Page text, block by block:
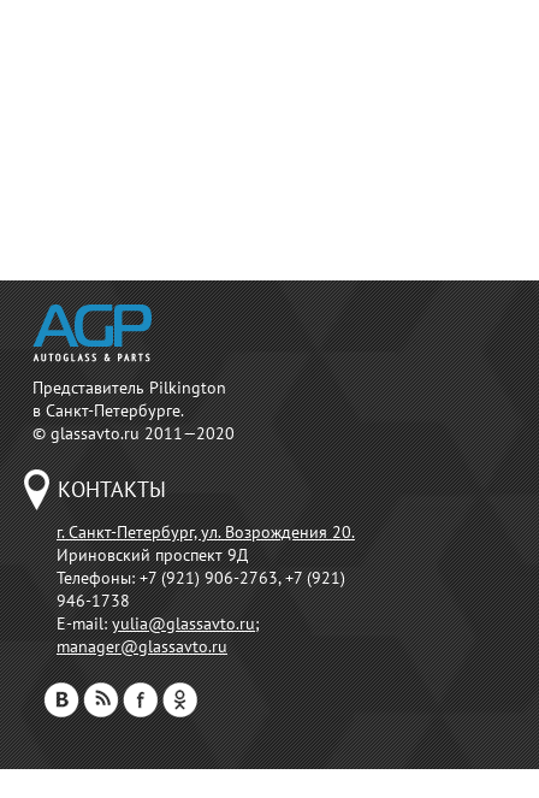
Представитель Pilkington
в Санкт-Петербурге.
© glassavto.ru 2011—2020
КОНТАКТЫ
г. Санкт-Петербург, ул. Возрождения 20.
Ириновский проспект 9Д
Телефоны:+7 (921) 906-2763, +7 (921)
946-1738
E-mail:yulia@glassavto.ru;
manager@glassavto.ru